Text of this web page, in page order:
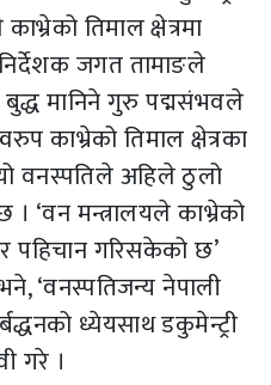
तिमाल क्षेत्रमा
जगत तामाङले
बुद्ध मानिने गुरु पद्मसंभवले
काभ्रेको तिमाल क्षेत्रका
वनस्पतिले अहिले ठुलो
। ‘वन मन्त्रालयले काभ्रेको
पहिचान गरिसकेको छ’
‘वनस्पतिजन्य नेपाली
ध्येयसाथ डकुमेन्ट्री
गरे ।